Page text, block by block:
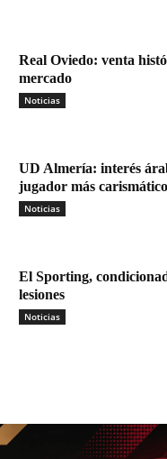
Real Oviedo: venta
mercado
Noticias
UD Almería: interés
jugador más carismático
Noticias
El Sporting,
lesiones
Noticias